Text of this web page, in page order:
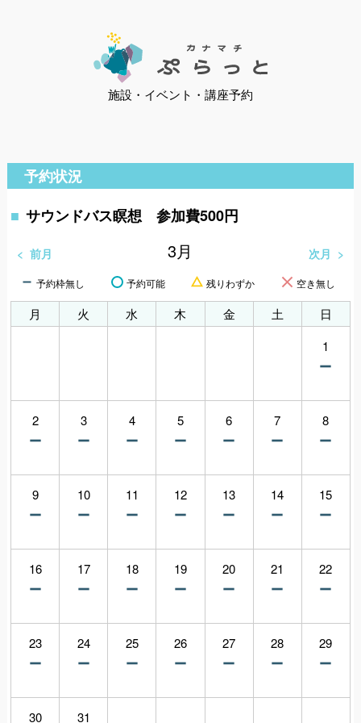
施設・イベント・講座予約
予約状況
サウンドバス瞑想 参加費500円
前月 3月 次月
予約枠無し 予約可能 残りわずか 空き無し
月 火 水 木 金 土
日
1
2 3 4 5 6 7 8
9 10 11 12 13 14 15
16 17 18 19 20 21 22
23 24 25 26 27 28 29
30 31